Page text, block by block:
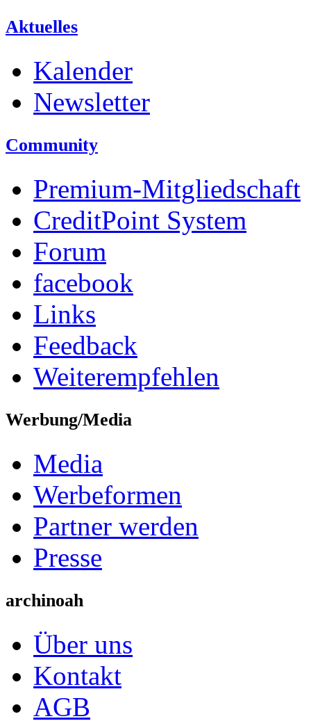
Aktuelles
Kalender
Newsletter
Community
Premium-Mitgliedschaft
CreditPoint System
Forum
facebook
Links
Feedback
Weiterempfehlen
Werbung/Media
Media
Werbeformen
Partner werden
Presse
archinoah
Über uns
Kontakt
AGB